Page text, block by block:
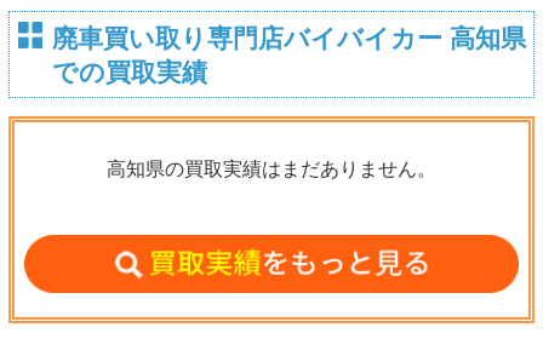
廃車買い取り専門店バイバイカー 高知県
での買取実績
高知県の買取実績はまだありません。